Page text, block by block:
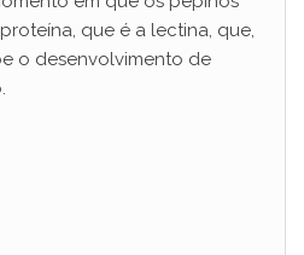
que é a lectina, que,
o desenvolvimento de